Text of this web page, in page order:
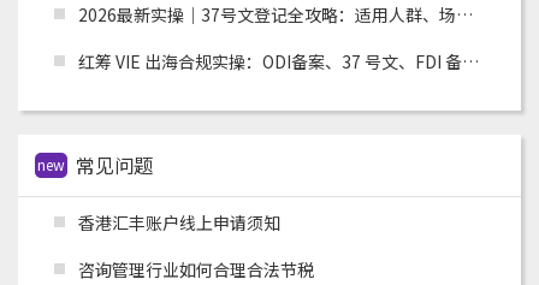
2026最新实操｜37号文登记全攻略：适用人群、场景、流程及材料清单
红筹 VIE 出海合规实操：ODI备案、37 号文、FDI 备案适用场景全解析
new 常见问题
香港汇丰账户线上申请须知
咨询管理行业如何合理合法节税